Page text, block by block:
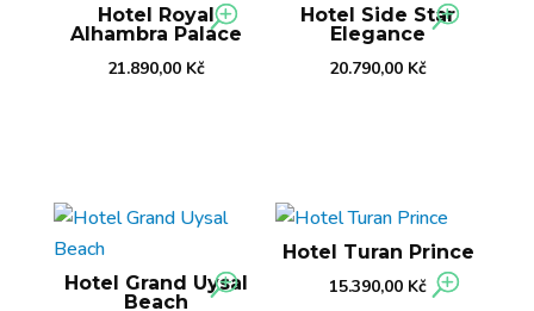
Hotel Royal
Alhambra Palace
21.890,00 Kč
Hotel Side Star
Elegance
20.790,00 Kč
Hotel Grand Uysal
Beach
Hotel Turan Prince
15.390,00 Kč